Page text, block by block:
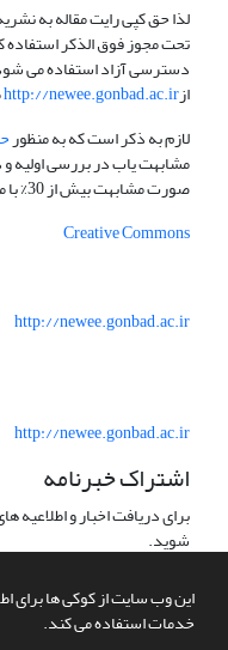
این وب سایت از کوکی ها برای
خدمات استفاده می کند.
لذا حق کپی رایت مقاله به
تحت مجوز فوق الذکر استفاده
دسترسی آزاد استفاده می
ازhttp://newee.gonbad.ac.ir
لازم به ذکر است که به منظور
مشابهت یاب در بررسی اولیه و
صورت مشابهت بیش از 30% با مراجع موجود قبلی، مقاله رد خواهد شد.
Creative Commons
http://newee.gonbad.ac.ir
http://newee.gonbad.ac.ir
اشتراک خبرنامه
برای دریافت اخبار و
شوید.